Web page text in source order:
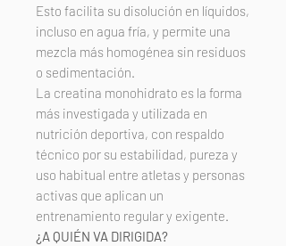
Esto facilita su disolución en líquidos,
incluso en agua fría, y permite una
mezcla más homogénea sin residuos
o sedimentación.
La creatina monohidrato es la forma
más investigada y utilizada en
nutrición deportiva, con respaldo
técnico por su estabilidad, pureza y
uso habitual entre atletas y personas
activas que aplican un
entrenamiento regular y exigente.
¿A QUIÉN VA DIRIGIDA?